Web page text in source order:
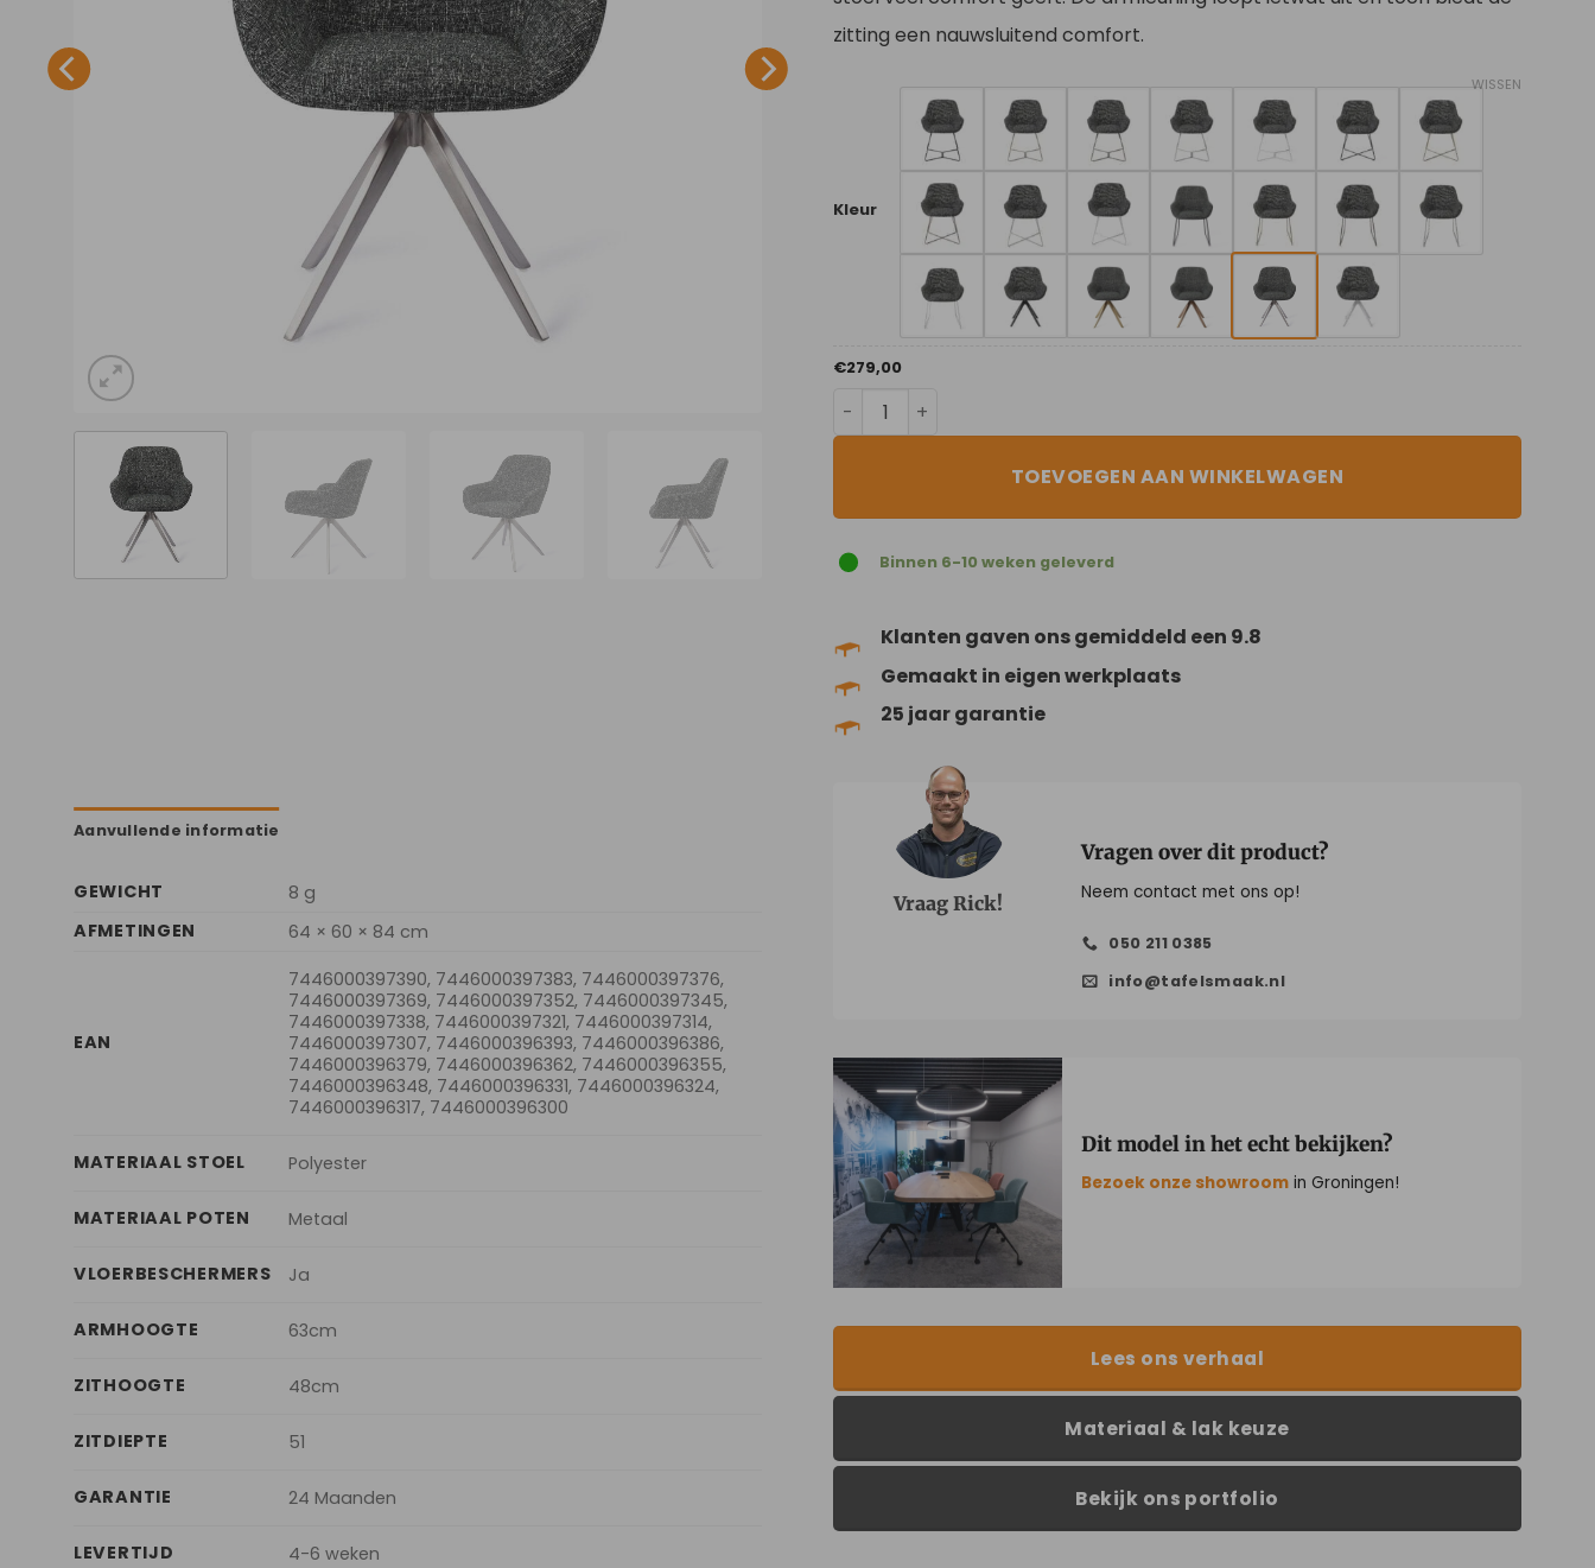
zitting een nauwsluitend comfort.
Kleur
WISSEN
€279,00
Skyfall aantal
TOEVOEGEN AAN WINKELWAGEN
Binnen 6-10 weken geleverd
Klanten gaven ons gemiddeld een 9.8
Gemaakt in eigen werkplaats
25 jaar garantie
Aanvullende informatie
GEWICHT
8 g
AFMETINGEN
64 × 60 × 84 cm
EAN
7446000397390, 7446000397383, 7446000397376,
7446000397369, 7446000397352, 7446000397345,
7446000397338, 7446000397321, 7446000397314,
7446000397307, 7446000396393, 7446000396386,
7446000396379, 7446000396362, 7446000396355,
7446000396348, 7446000396331, 7446000396324,
7446000396317, 7446000396300
MATERIAAL STOEL Polyester
MATERIAAL POTEN Metaal
VLOERBESCHERMERS Ja
ARMHOOGTE 63cm
ZITHOOGTE 48cm
ZITDIEPTE 51
GARANTIE 24 Maanden
LEVERTIJD 4-6 weken
Vraag Rick!
Vragen over dit product?
Neem contact met ons op!
050 211 0385
info@tafelsmaak.nl
Dit model in het echt bekijken?
Bezoek onze showroom in Groningen!
Lees ons verhaal
Materiaal & lak keuze
Bekijk ons portfolio